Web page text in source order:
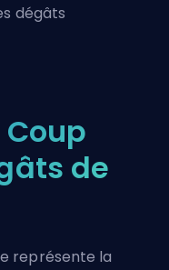
dégâts
de
représente la